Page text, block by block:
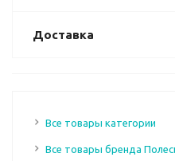
Доставка
Все товары категории
Все товары бренда